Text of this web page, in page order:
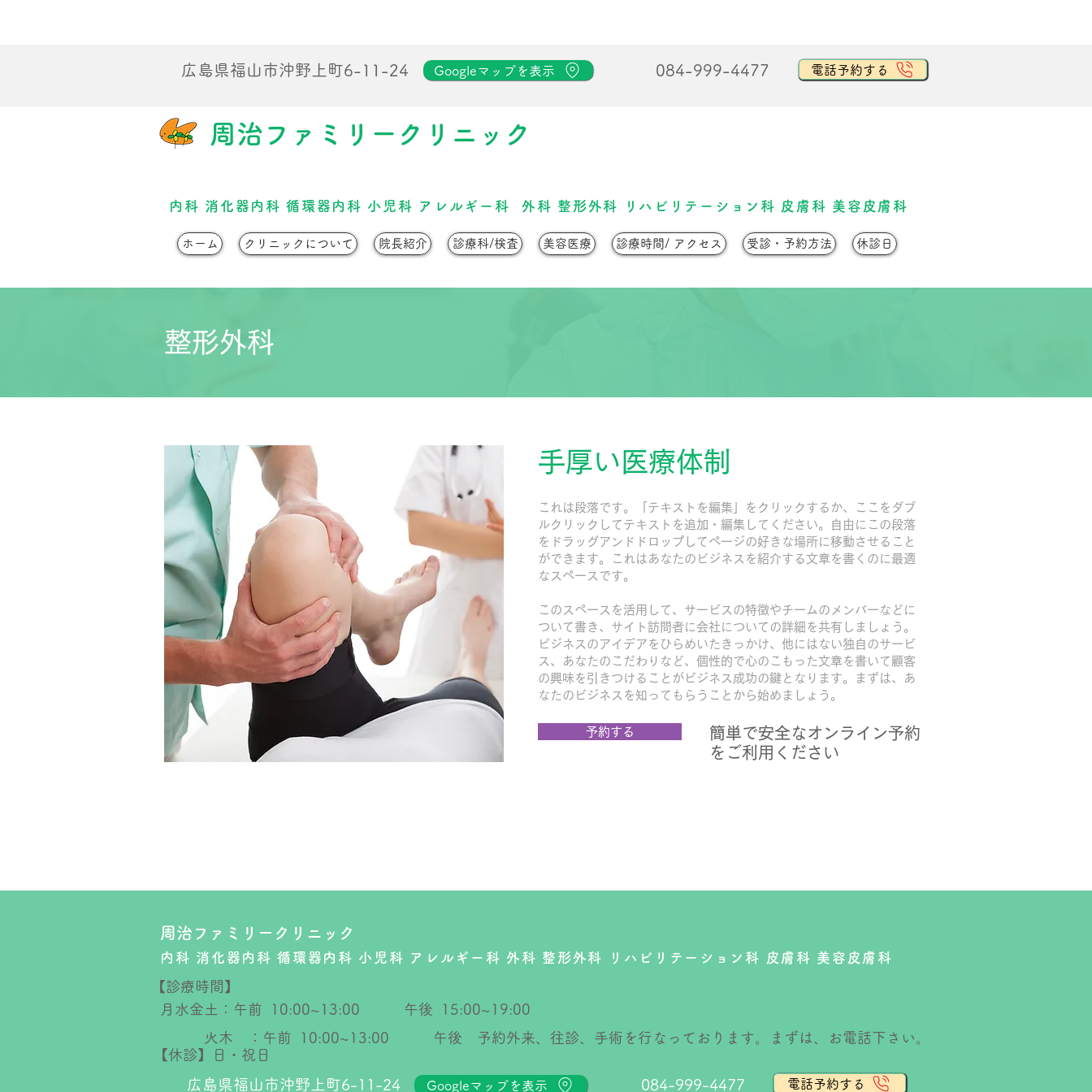
​広島県福山市沖野上町6-11-24 Googleマップを表示 084-999-4477 電話予約する
​周治ファミリークリニック
内科 消化器内科 循環器内科 小児科 アレルギー科 外科 整形外科 リハビリテーション科 皮膚科 美容皮膚科
ホーム クリニックについて 院長紹介 診療科/検査 美容医療 診療時間/ アクセス 受診・予約方法 休診日
整形外科
手厚い医療体制
これは段落です。「テキストを編集」をクリックするか、ここをダブ
ルクリックしてテキストを追加・編集してください。自由にこの段落
をドラッグアンドドロップしてページの好きな場所に移動させること
ができます。これはあなたのビジネスを紹介する文章を書くのに最適
なスペースです。
このスペースを活用して、サービスの特徴やチームのメンバーなどに
ついて書き、サイト訪問者に会社についての詳細を共有しましょう。
ビジネスのアイデアをひらめいたきっかけ、他にはない独自のサービ
ス、あなたのこだわりなど、個性的で心のこもった文章を書いて顧客
の興味を引きつけることがビジネス成功の鍵となります。まずは、あ
なたのビジネスを知ってもらうことから始めましょう。
予約する
簡単で安全なオンライン予約
をご利用ください
周治ファミリークリニック
内科 消化器内科 循環器内科 小児科 アレルギー科 外科 整形外科 リハビリテーション科 皮膚科 美容皮膚科
月水金土：午前 10:00~13:00 午後 15:00~19:00
【診療時間】
火木 ：午前 10:00~13:00 午後 予約外来、往診、手術を行なっております。
まずは、お電話下さい。
【休診】日・祝日
広島県福山市沖野上町6-11-24 Googleマップを表示 084-999-4477 電話予約する